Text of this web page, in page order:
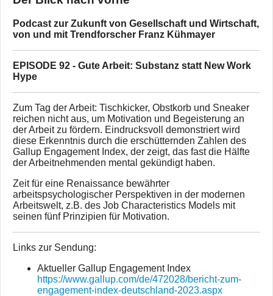
Podcast zur Zukunft von Gesellschaft und Wirtschaft,
von und mit Trendforscher Franz Kühmayer
EPISODE 92 - Gute Arbeit: Substanz statt New Work
Hype
Zum Tag der Arbeit: Tischkicker, Obstkorb und Sneaker
reichen nicht aus, um Motivation und Begeisterung an
der Arbeit zu fördern. Eindrucksvoll demonstriert wird
diese Erkenntnis durch die erschütternden Zahlen des
Gallup Engagement Index, der zeigt, das fast die Hälfte
der Arbeitnehmenden mental gekündigt haben.
Zeit für eine Renaissance bewährter
arbeitspsychologischer Perspektiven in der modernen
Arbeitswelt, z.B. des Job Characteristics Models mit
seinen fünf Prinzipien für Motivation.
Links zur Sendung:
Aktueller Gallup Engagement Index
https://www.gallup.com/de/472028/bericht-zum-
engagement-index-deutschland-2023.aspx